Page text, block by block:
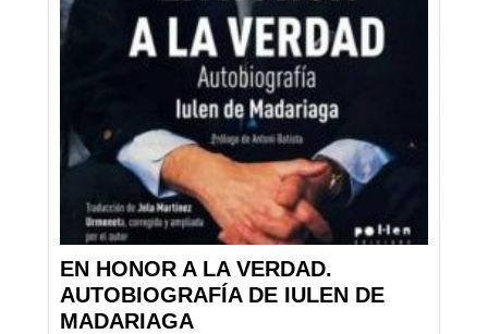
EN HONOR A LA VERDAD.
AUTOBIOGRAFÍA DE IULEN DE
MADARIAGA